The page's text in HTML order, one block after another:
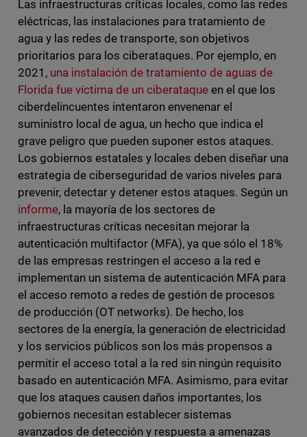
Las infraestructuras críticas locales, como las redes
eléctricas, las instalaciones para tratamiento de
agua y las redes de transporte, son objetivos
prioritarios para los ciberataques. Por ejemplo, en
2021, una instalación de tratamiento de aguas de
Florida fue víctima de un ciberataque en el que los
ciberdelincuentes intentaron envenenar el
suministro local de agua, un hecho que indica el
grave peligro que pueden suponer estos ataques.
Los gobiernos estatales y locales deben diseñar una
estrategia de ciberseguridad de varios niveles para
prevenir, detectar y detener estos ataques. Según un
informe, la mayoría de los sectores de
infraestructuras críticas necesitan mejorar la
autenticación multifactor (MFA), ya que sólo el 18%
de las empresas restringen el acceso a la red e
implementan un sistema de autenticación MFA para
el acceso remoto a redes de gestión de procesos
de producción (OT networks). De hecho, los
sectores de la energía, la generación de electricidad
y los servicios públicos son los más propensos a
permitir el acceso total a la red sin ningún requisito
basado en autenticación MFA. Asimismo, para evitar
que los ataques causen daños importantes, los
gobiernos necesitan establecer sistemas
avanzados de detección y respuesta a amenazas